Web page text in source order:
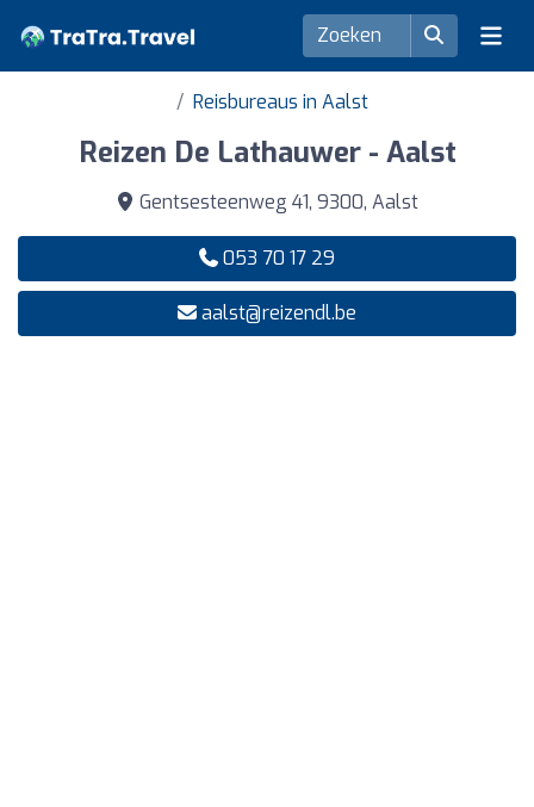
Reisbureaus in Aalst
Reizen De Lathauwer - Aalst
Gentsesteenweg 41, 9300, Aalst
053 70 17 29
aalst@reizendl.be